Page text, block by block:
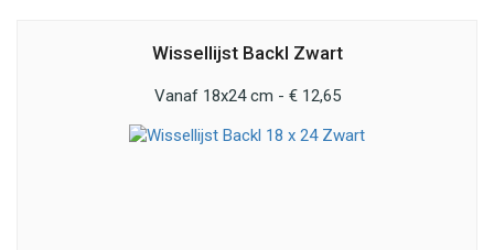
Wissellijst Backl Zwart
Vanaf 18x24 cm - € 12,65